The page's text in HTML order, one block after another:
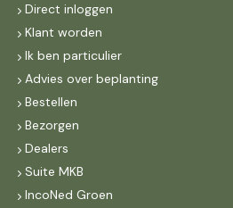
Direct inloggen
Klant worden
Ik ben particulier
Advies over beplanting
Bestellen
Bezorgen
Dealers
Suite MKB
IncoNed Groen